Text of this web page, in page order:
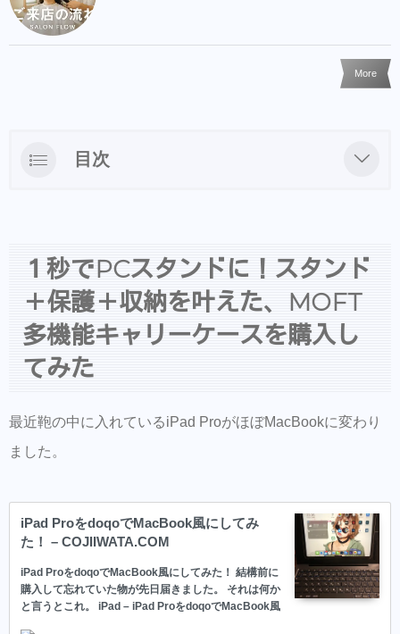
More
目次
LINEからのご予約・ご相談・商品購入を受け
付けておりますのでお気軽にお問い合わせ下
さい。
商品だけの購入はオンラインショップからも
可能できます。
Hair Trenza INTERNATIONAL
録しておくとスタイルの保存・カルテの保存
ができます。
美容師の方にはこちらもオススメ。SNSプロ
モーション特化型美容師オンラインサロン
１秒でPCスタンドに！スタンド
＋保護＋収納を叶えた、MOFT
多機能キャリーケースを購入し
てみた
最近鞄の中に入れているiPad ProがほぼMacBookに変わり
ました。
iPad ProをdoqoでMacBook風にしてみ
た！ – COJIIWATA.COM
iPad ProをdoqoでMacBook風にしてみた！ 結構前に
購入して忘れていた物が先日届きました。 それは何か
と言うとこれ。 iPad – iPad ProをdoqoでMacBook風